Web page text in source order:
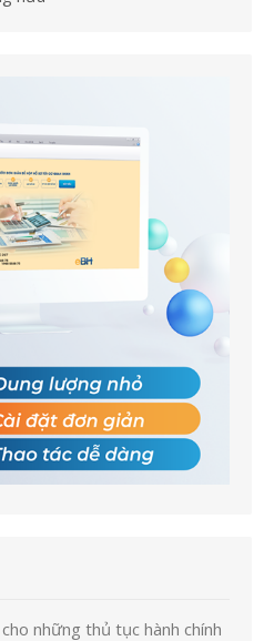
những thủ tục hành chính